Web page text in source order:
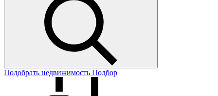
Подобрать недвижимость Подбор